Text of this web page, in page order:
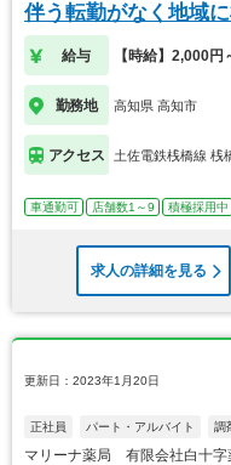
伴う転勤がなく地域
給与 【時給】2,000円
勤務地 高知県 高知市
アクセス 土佐電鉄桟橋線 桟
車通勤可 店舗数1～9 積極採用中
求人の詳細を見る
更新日：2023年1月20日
正社員 パート・アルバイト 調
マリーナ薬局 有限会社白十字